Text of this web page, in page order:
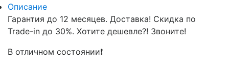
Описание
Гарантия до 12 месяцев. Доставка! Скидка по
Trade-in до 30%. Хотите дешевле?! Звоните!
В отличном состоянии❗